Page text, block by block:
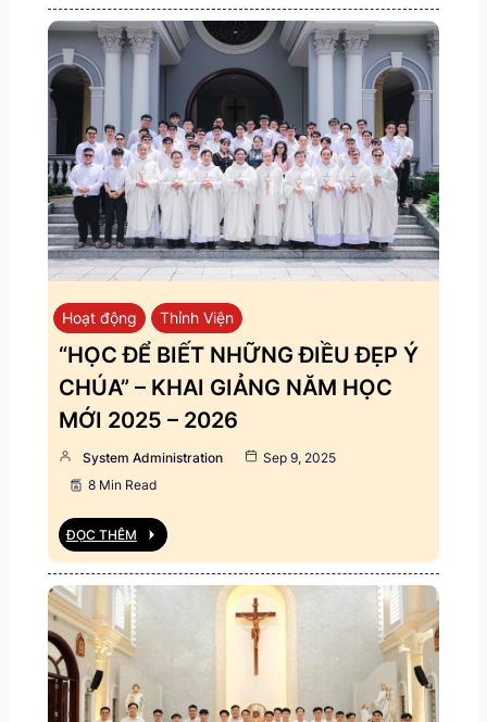
Hoạt động Thỉnh Viện
“HỌC ĐỂ BIẾT NHỮNG ĐIỀU ĐẸP Ý
CHÚA” – KHAI GIẢNG NĂM HỌC
MỚI 2025 – 2026
System Administration
Sep 9, 2025
8 Min Read
ĐỌC THÊM